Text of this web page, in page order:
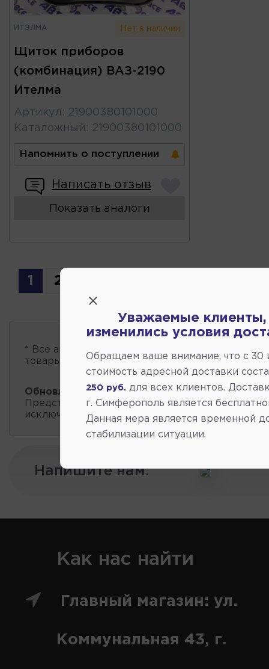
ИТЭЛМА Нет в наличии
Щиток приборов
(комбинация) ВАЗ-2190
Ителма
Артикул : 21900380101000
Каталожный : 21900380101000
Напомнить о поступлении
Написать отзыв
Показать аналоги
1 2
* Все автозапчасти
товары проходит несколько раз в сутки.
Обновление остатков и цен: 17:21 2026-08-09
Представленные данные о запчастях на этой
исключительно информационный характер.
Напишите нам:
Как нас найти
Главный магазин: ул.
Коммунальная 43, г.
Уважаемые клиенты,
изменились условия
Обращаем ваше внимание, что c 30
стоимость адресной доставки
250 руб.
для всех клиентов.
г. Симферополь является
Данная мера является временной
стабилизации ситуации.